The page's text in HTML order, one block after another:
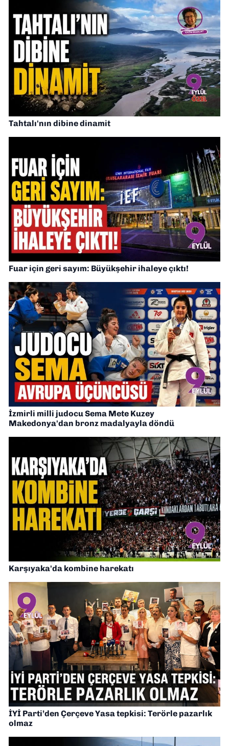
Tahtalı'nın dibine dinamit
Fuar için geri sayım: Büyükşehir ihaleye çıktı!
İzmirli milli judocu Sema Mete Kuzey
Makedonya'dan bronz madalyayla döndü
Karşıyaka'da kombine harekatı
İYİ Parti’den Çerçeve Yasa tepkisi: Terörle pazarlık
olmaz